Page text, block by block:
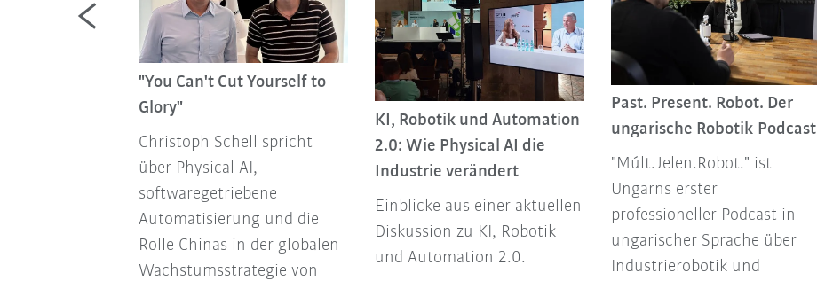
"You Can't Cut Yourself to
Glory"
Christoph Schell spricht
über Physical AI,
softwaregetriebene
Automatisierung und die
Rolle Chinas in der globalen
Wachstumsstrategie von
KI, Robotik und Automation
2.0: Wie Physical AI die
Industrie verändert
Einblicke aus einer aktuellen
Diskussion zu KI, Robotik
und Automation 2.0.
Past. Present. Robot. Der
ungarische Robotik-Podcast
"Múlt.Jelen.Robot." ist
Ungarns erster
professioneller Podcast in
ungarischer Sprache über
Industrierobotik und